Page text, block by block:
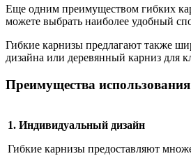
Еще одним преимуществом гибких
можете выбрать наиболее удобный
Гибкие карнизы предлагают также
дизайна или деревянный карниз для
Преимущества
1. Индивидуальный дизайн
Гибкие карнизы предоставляют